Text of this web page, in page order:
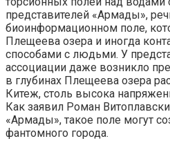
представителей «Армады»,
биоинформационном поле,
Плещеева озера и иногда
способами с людьми. У
ассоциации даже возникло
в глубинах Плещеева озера
Китеж, столь высока
Как заявил Роман
«Армады», такое поле могут
фантомного города.